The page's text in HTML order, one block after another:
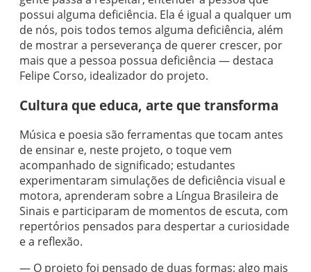
possui alguma deficiência. Ela é igual a qualquer um
de nós, pois todos temos alguma deficiência, além
de mostrar a perseverança de querer crescer, por
mais que a pessoa possua deficiência — destaca
Felipe Corso, idealizador do projeto.
Cultura que educa, arte que transforma
Música e poesia são ferramentas que tocam antes
de ensinar e, neste projeto, o toque vem
acompanhado de significado; estudantes
experimentaram simulações de deficiência visual e
motora, aprenderam sobre a Língua Brasileira de
Sinais e participaram de momentos de escuta, com
repertórios pensados para despertar a curiosidade
e a reflexão.
— O projeto foi pensado de duas formas: algo mais